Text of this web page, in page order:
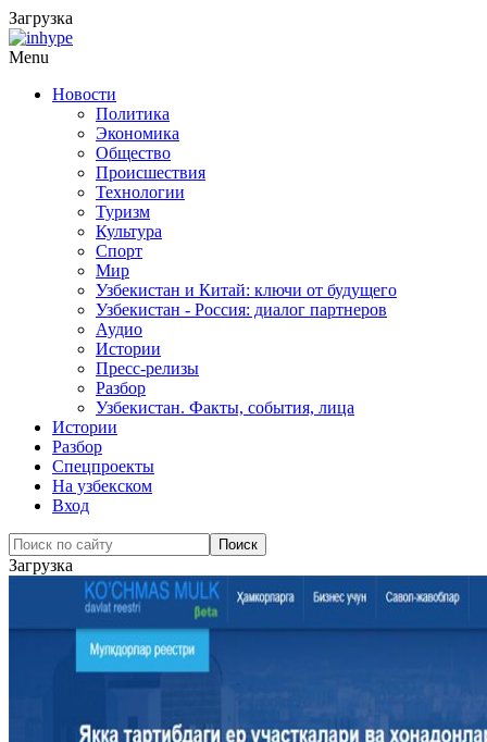
Загрузка
Menu
Новости
Политика
Экономика
Общество
Происшествия
Технологии
Туризм
Культура
Спорт
Мир
Узбекистан и Китай: ключи от будущего
Узбекистан - Россия: диалог партнеров
Аудио
Истории
Пресс-релизы
Разбор
Узбекистан. Факты, события, лица
Истории
Разбор
Спецпроекты
На узбекском
Вход
Загрузка